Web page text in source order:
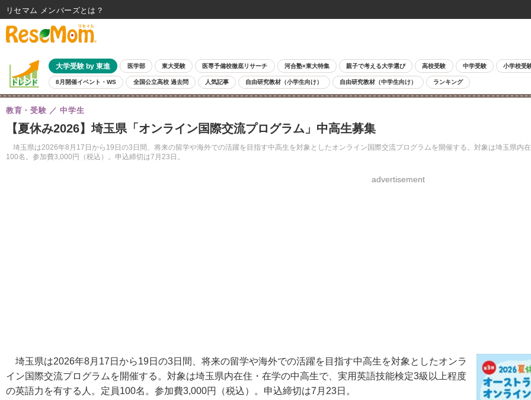
大学受験 by 東進 医学部 東大受験 医専予備校徹底リサーチ 河合塾×東大特集 親子で考える大学選び 高校受験 中学受験 小学校受
8月開催イベント・WS 全国公立高校 過去問 人気記事 自由研究教材（小学生向け） 自由研究教材（中学生向け） ランキング
【夏休み2026】埼玉県「オンライン国際交流プログラム」中高生募集
埼玉県は2026年8月17日から19日の3日間、将来の留学や海外での活躍を目指す中高生を対象としたオンライン国際交流プログラムを開催する。対象は埼玉県内
100名。参加費3,000円（税込）。申込締切は7月23日。
教育・受験 中学生
advertisement
埼玉県は2026年8月17日から19日の3日間、将来の留学や海外での活躍を目指す中高生を対象としたオンラ
イン国際交流プログラムを開催する。対象は埼玉県内在住・在学の中高生で、実用英語技能検定3級以上程度
の英語力を有する人。定員100名。参加費3,000円（税込）。申込締切は7月23日。
リセマム メンバーズ